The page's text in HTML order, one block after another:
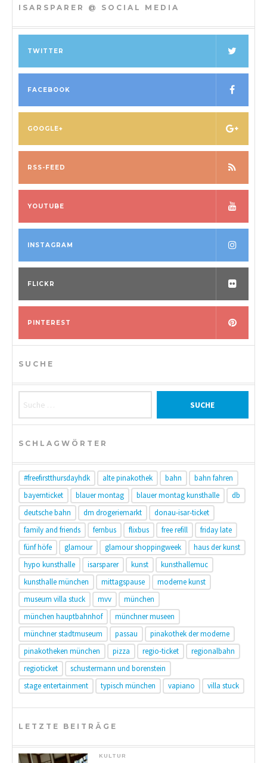
ISARSPARER @ SOCIAL MEDIA
TWITTER
FACEBOOK
GOOGLE+
RSS-FEED
YOUTUBE
INSTAGRAM
FLICKR
PINTEREST
SUCHE
SCHLAGWÖRTER
#freefirstthursdayhdk alte pinakothek bahn
bahn fahren
bayernticket
blauer montag blauer montag kunsthalle
db
deutsche bahn
dm drogeriemarkt
donau-isar-ticket
family and friends
fernbus flixbus free refill
friday late
fünf höfe
glamour glamour shoppingweek
haus der kunst
hypo kunsthalle
isarsparer kunst
kunsthallemuc
kunsthalle münchen
mittagspause
moderne kunst
museum villa stuck
mvv
münchen
münchen hauptbahnhof
münchner museen
münchner stadtmuseum
passau
pinakothek der moderne
pinakotheken münchen
pizza regio-ticket
regionalbahn
regioticket
schustermann und borenstein
stage entertainment
typisch münchen vapiano villa stuck
LETZTE BEITRÄGE
KULTUR